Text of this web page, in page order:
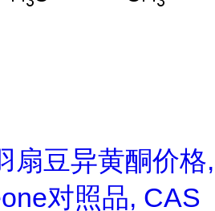
扇豆异黄酮价格,
对照品, CAS